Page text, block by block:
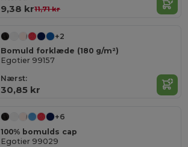
9,38 kr11,71 kr
+2
Bomuld forklæde (180 g/m²)
Egotier 99157
Nærst:
30,85 kr
+6
100% bomulds cap
Egotier 99029